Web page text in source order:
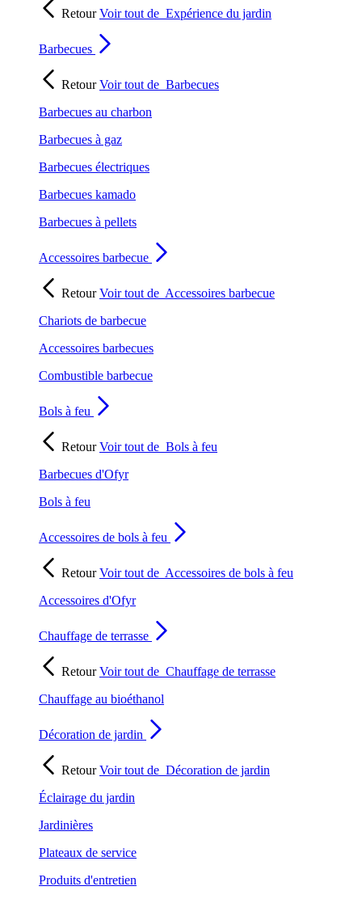
RetourVoir tout de Expérience du jardin
Barbecues
RetourVoir tout de Barbecues
Barbecues au charbon
Barbecues à gaz
Barbecues électriques
Barbecues kamado
Barbecues à pellets
Accessoires barbecue
RetourVoir tout de Accessoires barbecue
Chariots de barbecue
Accessoires barbecues
Combustible barbecue
Bols à feu
RetourVoir tout de Bols à feu
Barbecues d'Ofyr
Bols à feu
Accessoires de bols à feu
RetourVoir tout de Accessoires de bols à feu
Accessoires d'Ofyr
Chauffage de terrasse
RetourVoir tout de Chauffage de terrasse
Chauffage au bioéthanol
Décoration de jardin
RetourVoir tout de Décoration de jardin
Éclairage du jardin
Jardinières
Plateaux de service
Produits d'entretien